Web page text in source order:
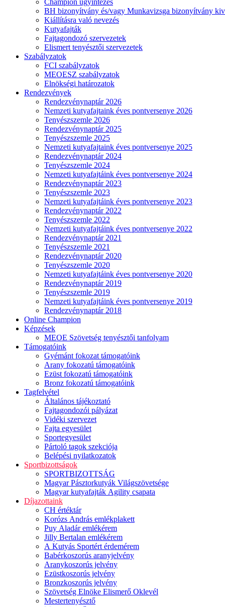
Champion ügyintézés
BH bizonyítvány és/vagy Munkavizsga bizonyítvány
Kiállításra való nevezés
Kutyafajták
Fajtagondozó szervezetek
Elismert tenyésztői szervezetek
Szabályzatok
FCI szabályzatok
MEOESZ szabályzatok
Elnökségi határozatok
Rendezvények
Rendezvénynaptár 2026
Nemzeti kutyafajtaink éves pontversenye 2026
Tenyészszemle 2026
Rendezvénynaptár 2025
Tenyészszemle 2025
Nemzeti kutyafajtaink éves pontversenye 2025
Rendezvénynaptár 2024
Tenyészszemle 2024
Nemzeti kutyafajtáink éves pontversenye 2024
Rendezvénynaptár 2023
Tenyészszemle 2023
Nemzeti kutyafajtáink éves pontversenye 2023
Rendezvénynaptár 2022
Tenyészszemle 2022
Nemzeti kutyafajtáink éves pontversenye 2022
Rendezvénynaptár 2021
Tenyészszemle 2021
Rendezvénynaptár 2020
Tenyészszemle 2020
Nemzeti kutyafajtáink éves pontversenye 2020
Rendezvénynaptár 2019
Tenyészszemle 2019
Nemzeti kutyafajtáink éves pontversenye 2019
Rendezvénynaptár 2018
Online Champion
Képzések
MEOE Szövetség tenyésztői tanfolyam
Támogatóink
Gyémánt fokozat támogatóink
Arany fokozatú támogatóink
Ezüst fokozatú támogatóink
Bronz fokozatú támogatóink
Tagfelvétel
Általános tájékoztató
Fajtagondozói pályázat
Vidéki szervezet
Fajta egyesület
Sportegyesület
Pártoló tagok szekciója
Belépési nyilatkozatok
Sportbizottságok
SPORTBIZOTTSÁG
Magyar Pásztorkutyák Világszövetsége
Magyar kutyafajták Agility csapata
Díjazottaink
CH értéktár
Korózs András emlékplakett
Puy Aladár emlékérem
Jilly Bertalan emlékérem
A Kutyás Sportért érdemérem
Babérkoszorús aranyjelvény
Aranykoszorús jelvény
Ezüstkoszorús jelvény
Bronzkoszorús jelvény
Szövetség Elnöke Elismerő Oklevél
Mestertenyésztő